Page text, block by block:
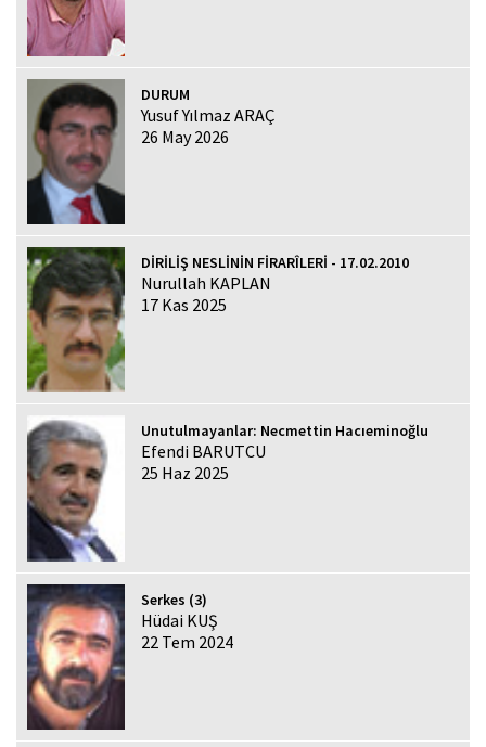
DURUM
Yusuf Yılmaz ARAÇ
26 May 2026
DİRİLİŞ NESLİNİN FİRARÎLERİ - 17.02.2010
Nurullah KAPLAN
17 Kas 2025
Unutulmayanlar: Necmettin Hacıeminoğlu
Efendi BARUTCU
25 Haz 2025
Serkes (3)
Hüdai KUŞ
22 Tem 2024